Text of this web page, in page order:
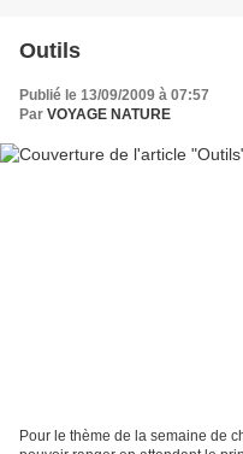
Outils
Publié le 13/09/2009 à 07:57
Par VOYAGE NATURE
Pour le thème de la semaine de